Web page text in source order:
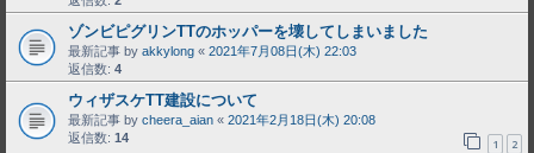
ゾンビピグリンTTのホッパーを壊してしまいました
最新記事 by akkylong « 2021年7月08日(木) 22:03
返信数: 4
ウィザスケTT建設について
最新記事 by cheera_aian « 2021年2月18日(木) 20:08
返信数: 14 1 2